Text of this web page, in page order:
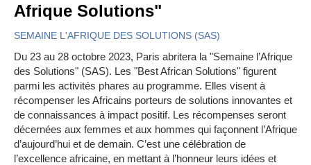
Afrique Solutions"
SEMAINE L'AFRIQUE DES SOLUTIONS (SAS)
Du 23 au 28 octobre 2023, Paris abritera la "Semaine l’Afrique
des Solutions" (SAS). Les "Best African Solutions" figurent
parmi les activités phares au programme. Elles visent à
récompenser les Africains porteurs de solutions innovantes et
de connaissances à impact positif. Les récompenses seront
décernées aux femmes et aux hommes qui façonnent l’Afrique
d’aujourd’hui et de demain. C’est une célébration de
l’excellence africaine, en mettant à l’honneur leurs idées et